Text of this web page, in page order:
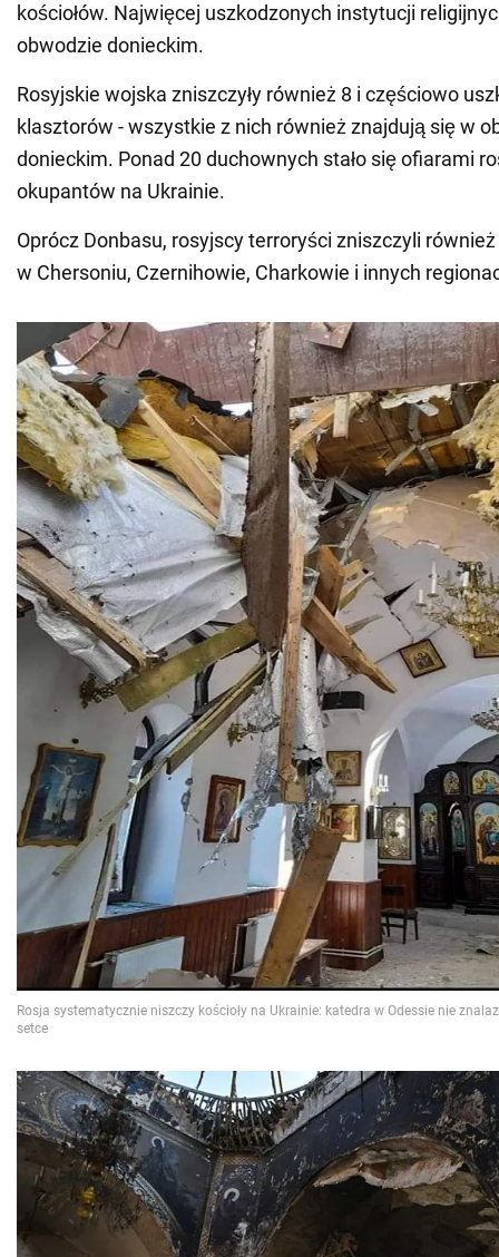
kościołów. Najwięcej uszkodzonych instytucji
obwodzie donieckim.
Rosyjskie wojska zniszczyły również 8 i częściowo
klasztorów - wszystkie z nich również znajdują się w
donieckim. Ponad 20 duchownych stało się ofiarami
okupantów na Ukrainie.
Oprócz Donbasu, rosyjscy terroryści zniszczyli
w Chersoniu, Czernihowie, Charkowie i innych